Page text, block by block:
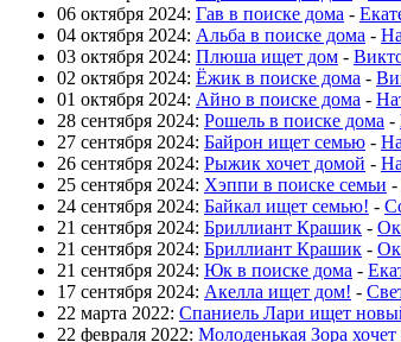
06 октября 2024: Гав в поиске дома -
04 октября 2024: Альба в поиске дома -
03 октября 2024: Плюша ищет дом -
02 октября 2024: Ёжик в поиске дома -
01 октября 2024: Айно в поиске дома -
28 сентября 2024: Рошель в поиске дома -
27 сентября 2024: Байрон ищет семью -
26 сентября 2024: Рыжик хочет домой -
25 сентября 2024: Хэппи в поиске семьи -
24 сентября 2024: Байкал ищет семью! -
21 сентября 2024: Бриллиант Крашик -
21 сентября 2024: Бриллиант Крашик -
21 сентября 2024: Юк в поиске дома -
17 сентября 2024: Акелла ищет дом! -
22 марта 2022: Спаниель Лари ищет
22 февраля 2022: Молоденькая Зора